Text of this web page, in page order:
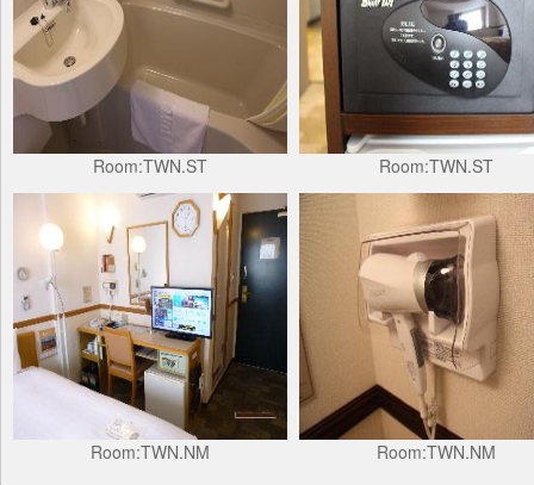
Room:TWN.ST Room:TWN.ST
Room:TWN.NM Room:TWN.NM